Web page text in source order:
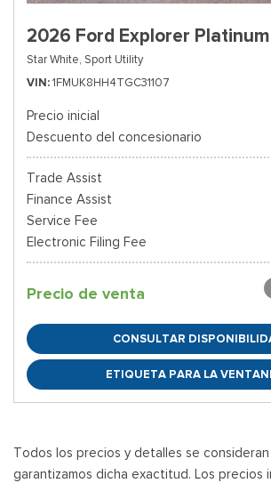
2026 Ford Explorer Platinum
Star White, Sport Utility
VIN 1FMUK8HH4TGC31107
Precio inicial
Descuento del concesionario
Trade Assist
Finance Assist
Service Fee
Electronic Filing Fee
Precio de venta
CONSULTAR
ETIQUETA PARA LA
Todos los precios y detalles se
garantizamos dicha exactitud. Los precios